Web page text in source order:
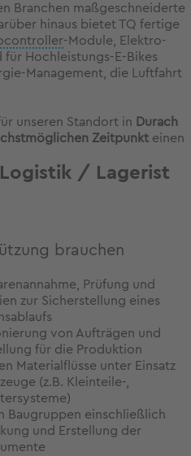
Branchen maßgeschneiderte
hinaus bietet TQ fertige
-Module, Elektro-
Hochleistungs-E-Bikes
Management, die Luftfahrt
unseren Standort in Durach
Zeitpunkt einen
/ Lagerist
brauchen
Prüfung und
zur Sicherstellung eines
von Aufträgen und
für die Produktion
Materialflüsse unter Einsatz
(z.B. Kleinteile-,
Baugruppen einschließlich
und Erstellung der